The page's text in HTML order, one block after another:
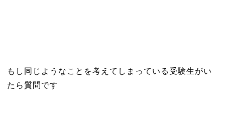
もし同じようなことを考えてしまっている受験生がい
たら質問です